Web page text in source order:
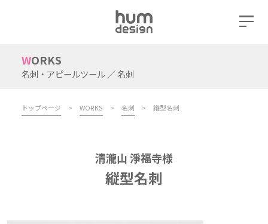
WORKS
名刺・アピールツール ／ 名刺
トップページ > WORKS > 名刺 > 縦型名刺
清瀧山 淨福寺様
縦型名刺